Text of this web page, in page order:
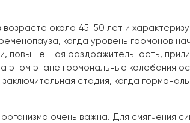
около 45-50 лет и
когда уровень гормонов
повышенная раздражительность,
этом этапе гормональные колебания
заключительная стадия, когда
очень важна. Для смягчения